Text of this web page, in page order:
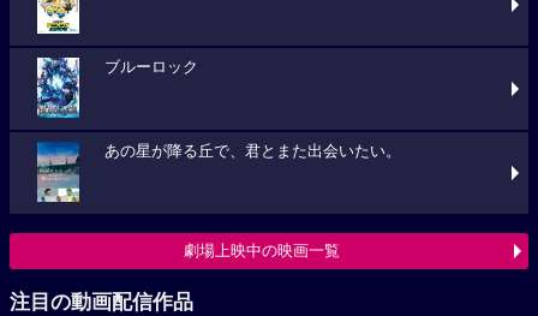
ブルーロック
あの星が降る丘で、君とまた出会いたい。
劇場上映中の映画一覧
注目の動画配信作品